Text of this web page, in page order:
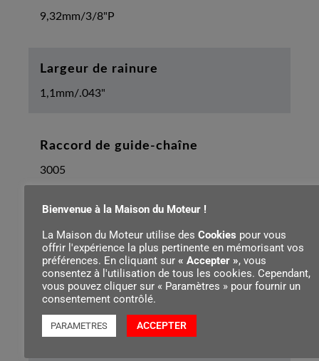
9,32mm/3/8"P
Largeur de rainure
1,1mm/.043"
Raccord de guide-chaîne
3005
7
Longueur de guide-chaîne
35cm/14"
Bienvenue à la Maison du Moteur !
La Maison du Moteur utilise des Cookies pour vous
offrir l'expérience la plus pertinente en mémorisant vos
préférences. En cliquant sur « Accepter », vous
consentez à l'utilisation de tous les cookies. Cependant,
vous pouvez cliquer sur « Paramètres » pour fournir un
consentement contrôlé.
PARAMETRES ACCEPTER